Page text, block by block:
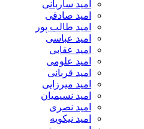
امید ساربانی
امید صادقی
امید طالب پور
امید عباسی
امید عقابی
امید علومی
امید قربانی
امید میرزایی
امید نسیمیان
امید نصری
امید نیکویه